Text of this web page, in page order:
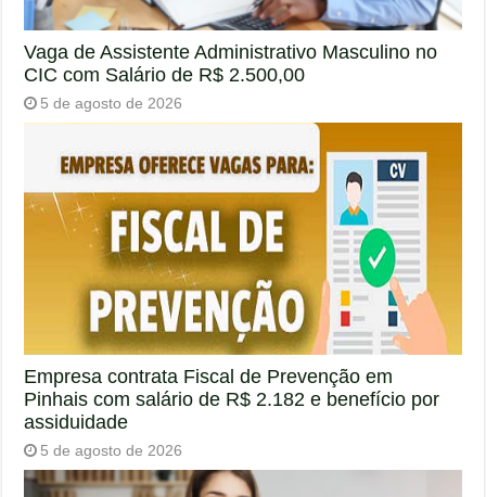
Vaga de Assistente Administrativo Masculino no
CIC com Salário de R$ 2.500,00
5 de agosto de 2026
Empresa contrata Fiscal de Prevenção em
Pinhais com salário de R$ 2.182 e benefício por
assiduidade
5 de agosto de 2026